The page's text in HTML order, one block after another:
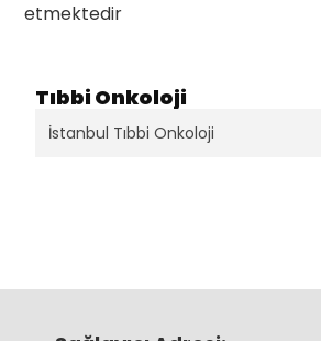
Tıbbi Onkoloji
İstanbul Tıbbi Onkoloji
etmektedir